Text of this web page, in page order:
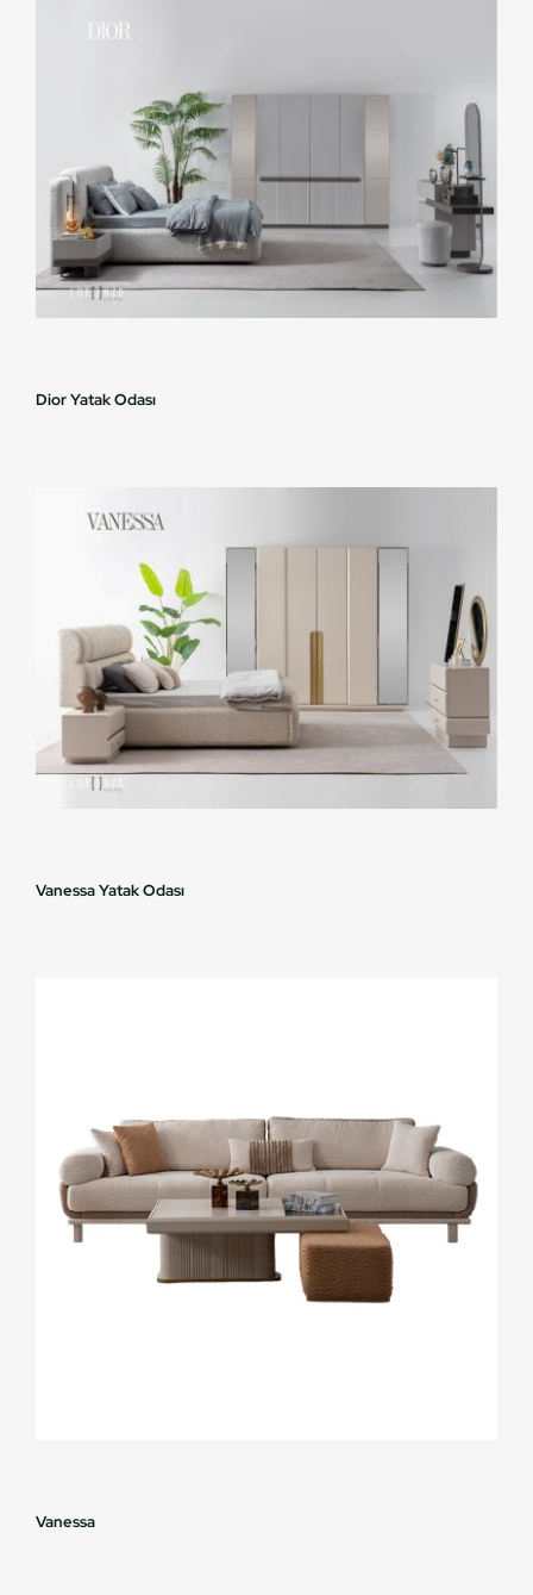
Dior Yatak Odası
Vanessa Yatak Odası
Vanessa